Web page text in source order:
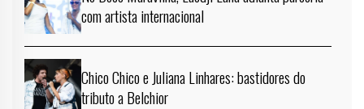
com artista internacional
Chico Chico e Juliana Linhares: bastidores do
tributo a Belchior